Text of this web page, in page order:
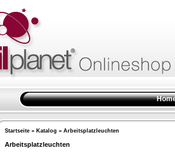
Startseite» Katalog » Arbeitsplatzleuchten
Arbeitsplatzleuchten